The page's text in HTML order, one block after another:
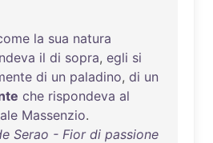
la sua natura
il di sopra, egli si
di un paladino, di un
che rispondeva al
Massenzio.
Serao - Fior di passione